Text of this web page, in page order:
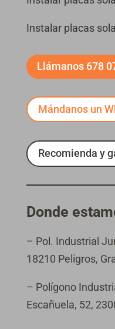
Instalar placas
Llámanos 678
Mándanos un
Recomienda y
Donde
– Pol. Industrial
18210 Peligros,
– Polígono
Escañuela, 52,